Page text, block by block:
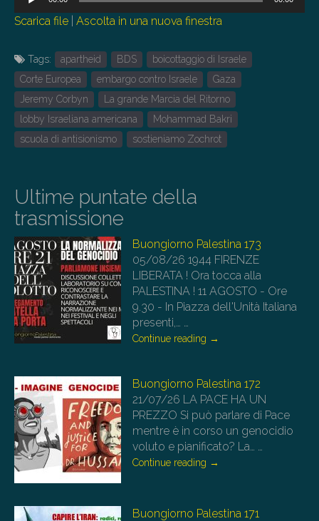
Scarica file Ascolta in una nuova finestra
Tags: apartheid BDS
boicottaggio di Israele
Corte Europea
embargo contro Israele
Gaza
Jeremy Corbyn
La grande Marcia del Ritorno
lobby Israeliana americana
Mohammad Bakri
scuola di antisionismo
sostieniamo Zochrot
Ultime puntate della
trasmissione
Buongiorno Palestina 173
05/08/26 1944 FIRENZE
LIBERATA ! Ora tocca alla
PALESTINA ! 11 AGOSTO - Ore
9.30 - In Piazza dell'Unità Italiana
presenti,… …
Continue reading →
Buongiorno Palestina 172
21/07/26 LA PACE HA UN
PREZZO Si può parlare di Pace
mentre è in corso un genocidio
voluto e pianificato? La… …
Continue reading →
Buongiorno Palestina 171